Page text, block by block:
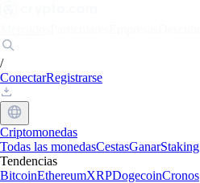
/
ConectarRegistrarse
Criptomonedas
Todas las monedasCestasGanarStaking
Tendencias
BitcoinEthereumXRPDogecoinCronos